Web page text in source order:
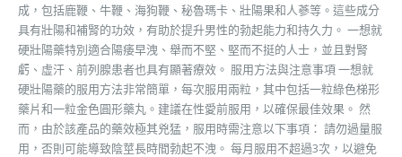
成，包括鹿鞭、牛鞭、海狗鞭、秘魯瑪卡、壯陽果和人蔘等。這些成分
具有壯陽和補腎的功效，有助於提升男性的勃起能力和持久力。 一想就
硬壯陽藥特別適合陽痿早洩、舉而不堅、堅而不挺的人士，並且對腎
虧、虛汗、前列腺患者也具有顯著療效。 服用方法與注意事項 一想就
硬壯陽藥的服用方法非常簡單，每次服用兩粒，其中包括一粒綠色梯形
藥片和一粒金色圓形藥丸。建議在性愛前服用，以確保最佳效果。 然
而，由於該產品的藥效極其兇猛，服用時需注意以下事項： 請勿過量服
用，否則可能導致陰莖長時間勃起不洩。 每月服用不超過3次，以避免